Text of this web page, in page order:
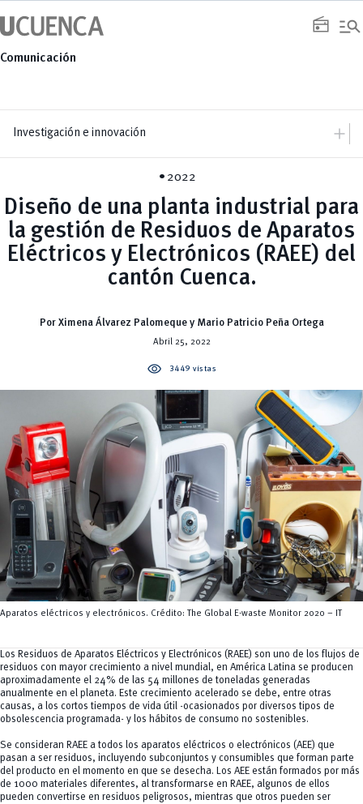
al
contenido
radio manage_search
Comunicación
Investigación e innovación add
Equipo
Departamentos
add
Biociencias
Ciencias de la Computación
Economía, Empresa y Desarrollo Sostenible
Recursos Hídricos
Convocatorias
add
XXI Concurso Universitario de Proyectos de Investigación
Resoluciones y Normativa
remove
Comunicación de la Ciencia
Revistas
Propiedad intelectual
2022
Diseño de una planta industrial para
la gestión de Residuos de Aparatos
Eléctricos y Electrónicos (RAEE) del
cantón Cuenca.
Por Ximena Álvarez Palomeque y Mario Patricio Peña Ortega
Abril 25, 2022
visibility 3449 vistas
Aparatos eléctricos y electrónicos. Crédito: The Global E-waste Monitor 2020 – IT
Los Residuos de Aparatos Eléctricos y Electrónicos (RAEE) son uno de los flujos de
residuos con mayor crecimiento a nivel mundial, en América Latina se producen
aproximadamente el 24% de las 54 millones de toneladas generadas
anualmente en el planeta. Este crecimiento acelerado se debe, entre otras
causas, a los cortos tiempos de vida útil -ocasionados por diversos tipos de
obsolescencia programada- y los hábitos de consumo no sostenibles.
Se consideran RAEE a todos los aparatos eléctricos o electrónicos (AEE) que
pasan a ser residuos, incluyendo subconjuntos y consumibles que forman parte
del producto en el momento en que se desecha. Los AEE están formados por más
de 1000 materiales diferentes, al transformarse en RAEE, algunos de ellos
pueden convertirse en residuos peligrosos, mientras que otros pueden ser